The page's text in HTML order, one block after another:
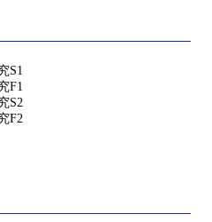
S1
F1
S2
F2